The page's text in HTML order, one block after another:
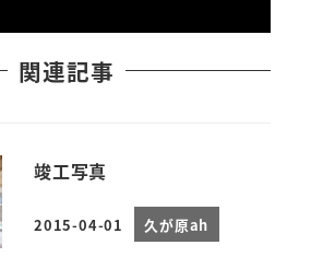
関連記事
竣工写真
投稿日
2015-04-01 久が原ah